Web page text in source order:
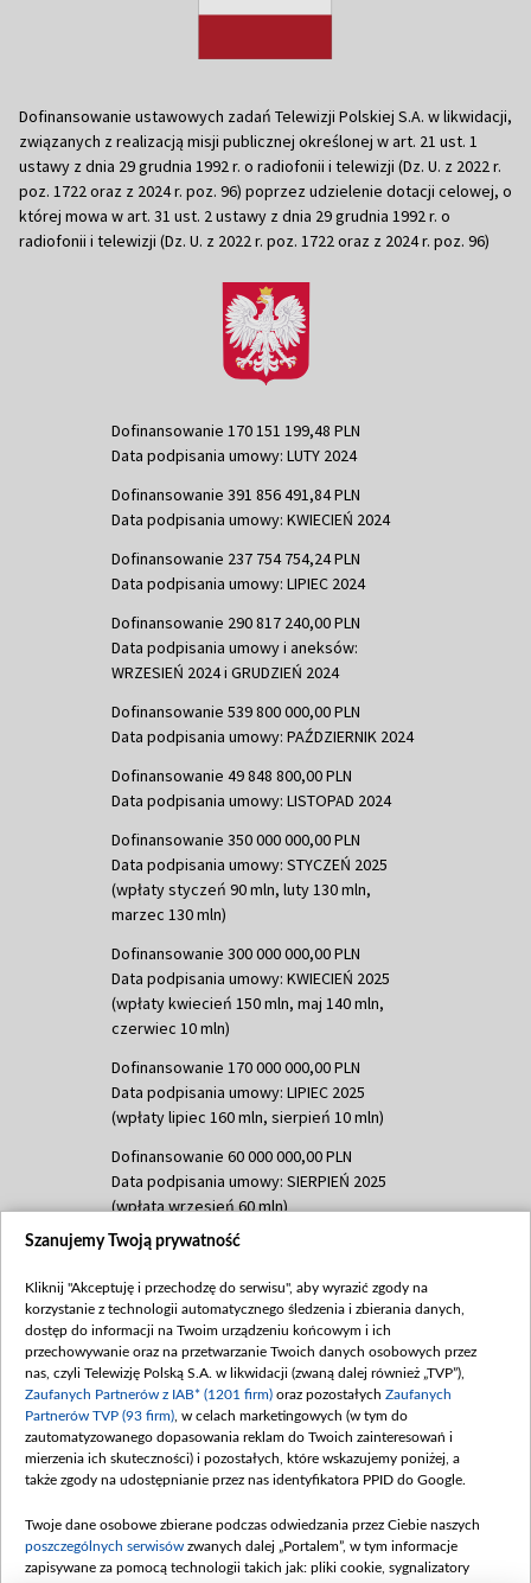
Dofinansowanie ustawowych zadań Telewizji Polskiej S.A. w likwidacji,
związanych z realizacją misji publicznej określonej w art. 21 ust. 1
ustawy z dnia 29 grudnia 1992 r. o radiofonii i telewizji (Dz. U. z 2022 r.
poz. 1722 oraz z 2024 r. poz. 96) poprzez udzielenie dotacji celowej, o
której mowa w art. 31 ust. 2 ustawy z dnia 29 grudnia 1992 r. o
radiofonii i telewizji (Dz. U. z 2022 r. poz. 1722 oraz z 2024 r. poz. 96)
Dofinansowanie 170 151 199,48 PLN
Data podpisania umowy: LUTY 2024
Dofinansowanie 391 856 491,84 PLN
Data podpisania umowy: KWIECIEŃ 2024
Dofinansowanie 237 754 754,24 PLN
Data podpisania umowy: LIPIEC 2024
Dofinansowanie 290 817 240,00 PLN
Data podpisania umowy i aneksów:
WRZESIEŃ 2024 i GRUDZIEŃ 2024
Dofinansowanie 539 800 000,00 PLN
Data podpisania umowy: PAŹDZIERNIK 2024
Dofinansowanie 49 848 800,00 PLN
Data podpisania umowy: LISTOPAD 2024
Dofinansowanie 350 000 000,00 PLN
Data podpisania umowy: STYCZEŃ 2025
(wpłaty styczeń 90 mln, luty 130 mln,
marzec 130 mln)
Dofinansowanie 300 000 000,00 PLN
Data podpisania umowy: KWIECIEŃ 2025
(wpłaty kwiecień 150 mln, maj 140 mln,
czerwiec 10 mln)
Dofinansowanie 170 000 000,00 PLN
Data podpisania umowy: LIPIEC 2025
(wpłaty lipiec 160 mln, sierpień 10 mln)
Dofinansowanie 60 000 000,00 PLN
Data podpisania umowy: SIERPIEŃ 2025
(wpłata wrzesień 60 mln)
Dofinansowanie 635 783 051,21 PLN
(wpłata wrzesień 100 mln, październik 350
mln, listopad 265 mln)
Dofinansowanie 48 862 000,00 PLN
Data podpisania umowy: GRUDZIEŃ 2025
(wpłata grudzień 60,548 mln)
Dofinansowanie 900 000 000,00 PLN
Data podpisania umowy: LUTY 2026 (wpłata
kwiecień 180 mln, 7 maja 180 mln, 8
czerwca 90 mln)
Szanujemy Twoją prywatność
Kliknij "Akceptuję i przechodzę do serwisu", aby wyrazić zgody na
korzystanie z technologii automatycznego śledzenia i zbierania danych,
dostęp do informacji na Twoim urządzeniu końcowym i ich
przechowywanie oraz na przetwarzanie Twoich danych osobowych przez
nas, czyli Telewizję Polską S.A. w likwidacji (zwaną dalej również „TVP”),
Zaufanych Partnerów z IAB* (1201 firm) oraz pozostałych Zaufanych
Partnerów TVP (93 firm) , w celach marketingowych (w tym do
zautomatyzowanego dopasowania reklam do Twoich zainteresowań i
mierzenia ich skuteczności) i pozostałych, które wskazujemy poniżej, a
także zgody na udostępnianie przez nas identyfikatora PPID do Google.
Twoje dane osobowe zbierane podczas odwiedzania przez Ciebie naszych
poszczególnych serwisów zwanych dalej „Portalem”, w tym informacje
zapisywane za pomocą technologii takich jak: pliki cookie, sygnalizatory